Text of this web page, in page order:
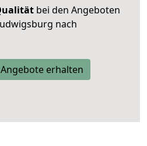
bei den Angeboten
nach
erhalten